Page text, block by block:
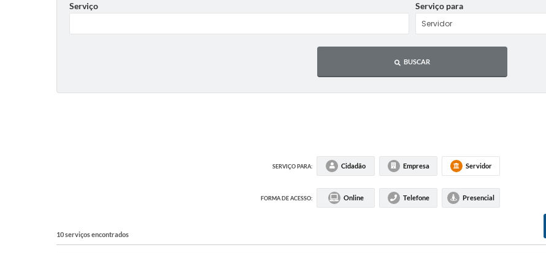
Serviço Serviço para
BUSCAR
SERVIÇO PARA: Cidadão Empresa Servidor
FORMA DE ACESSO: Online Telefone Presencial
10 serviços encontrados